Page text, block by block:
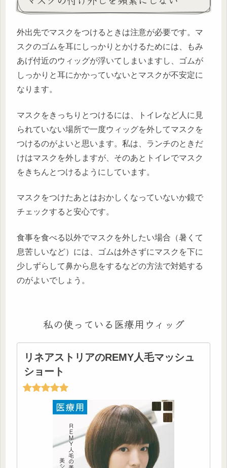
外出先でマスクをつけるときは注意が必要です。マ
スクのゴムを耳にしっかりとかけるためには、もみ
あげ付近のウィッグが浮いてしまいますし、ゴムが
しっかりと耳にかかっていないとマスクが不安定に
なります。
マスクをきっちりとつけるには、トイレなど人に見
られていない場所で一度ウィッグを外してマスクを
つけるのがよいと思います。私は、ランチのときだ
けはマスクを外しますが、そのあとトイレでマスク
をきちんとつけるようにしています。
マスクをつけたあとはおかしくなっていないか鏡で
チェックすると安心です。
食事を食べる以外でマスクを外したい場合（暑くて
息苦しいなど）には、ゴムは外さずにマスクを下に
少しずらして鼻から息をするなどの方法で対処する
のがよいでしょう。
私の使っている医療用ウィッグ
リネアストリアのREMY人毛マッシュ
ショート